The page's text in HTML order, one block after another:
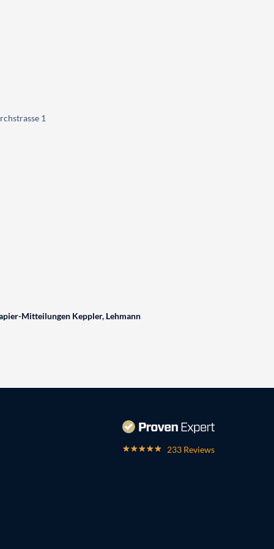
1
Mitteilungen Keppler, Lehmann
233 Reviews